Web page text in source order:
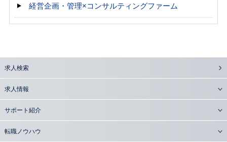
経営企画・管理×コンサルティングファーム
求人検索
求人情報
サポート紹介
転職ノウハウ